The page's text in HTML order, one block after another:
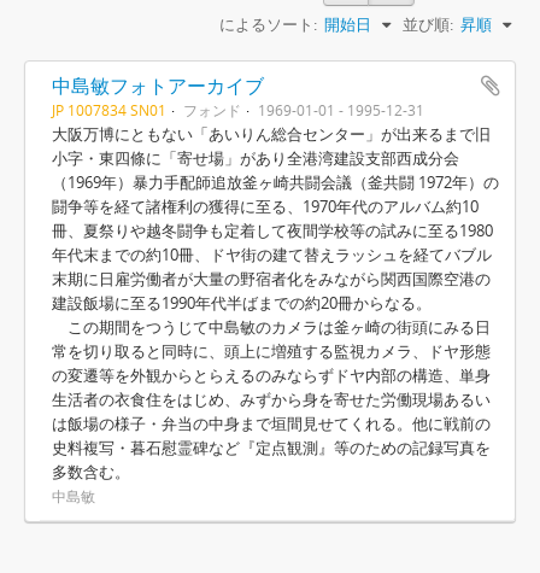
によるソート: 開始日 並び順: 昇順
中島敏フォトアーカイブ
JP 1007834 SN01 フォンド 1969-01-01 - 1995-12-31
大阪万博にともない「あいりん総合センター」が出来るまで旧
小字・東四條に「寄せ場」があり全港湾建設支部西成分会
（1969年）暴力手配師追放釜ヶ崎共闘会議（釜共闘 1972年）の
闘争等を経て諸権利の獲得に至る、1970年代のアルバム約10
冊、夏祭りや越冬闘争も定着して夜間学校等の試みに至る1980
年代末までの約10冊、ドヤ街の建て替えラッシュを経てバブル
末期に日雇労働者が大量の野宿者化をみながら関西国際空港の
建設飯場に至る1990年代半ばまでの約20冊からなる。
この期間をつうじて中島敏のカメラは釜ヶ崎の街頭にみる日
常を切り取ると同時に、頭上に増殖する監視カメラ、ドヤ形態
の変遷等を外観からとらえるのみならずドヤ内部の構造、単身
生活者の衣食住をはじめ、みずから身を寄せた労働現場あるい
は飯場の様子・弁当の中身まで垣間見せてくれる。他に戦前の
史料複写・暮石慰霊碑など『定点観測』等のための記録写真を
多数含む。
中島敏